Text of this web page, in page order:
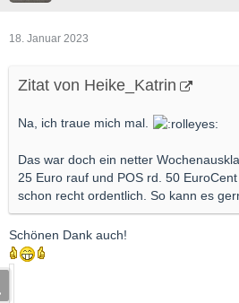
18. Januar 2023
Zitat von Heike_Katrin
Na, ich traue mich mal.
Das war doch ein netter
25 Euro rauf und POS rd. 50
schon recht ordentlich. So kann es
Schönen Dank auch!